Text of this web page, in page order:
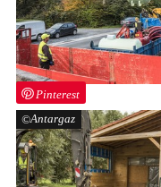
Pinterest
Antargaz